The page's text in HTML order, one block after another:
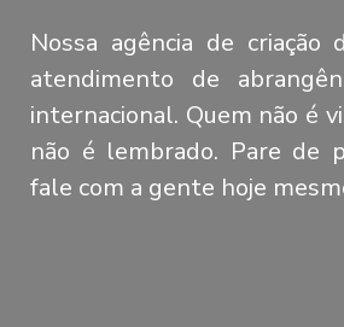
Nossa agência de criação
atendimento de
internacional. Quem não é
não é lembrado. Pare de
fale com a gente hoje